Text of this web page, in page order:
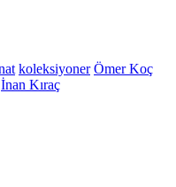
koleksiyoner Ömer Koç
İnan Kıraç